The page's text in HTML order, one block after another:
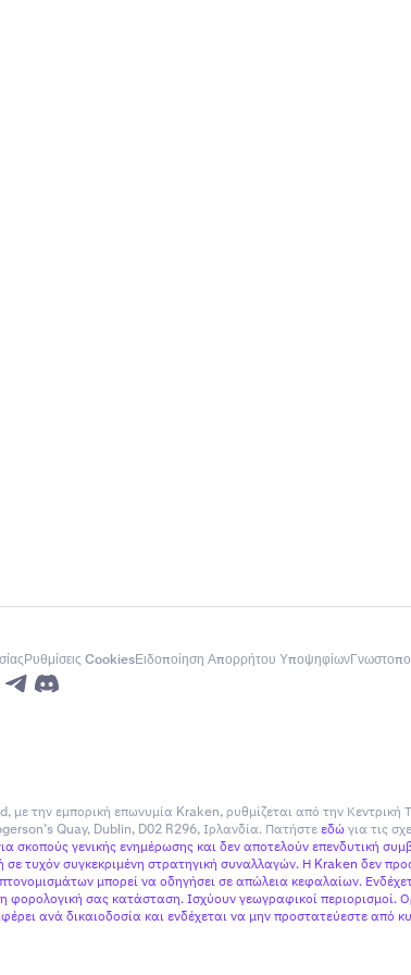
Ρυθμίσεις CookiesΕιδοποίηση Απορρήτου Υποψηφίων
την εμπορική επωνυμία Kraken, ρυθμίζεται από την
Quay, Dublin, D02 R296, Ιρλανδία. Πατήστεεδώγια τις
σκοπούς γενικής ενημέρωσης και δεν αποτελούν
τυχόν συγκεκριμένη στρατηγική συναλλαγών. Η Kraken δεν
μπορεί να οδηγήσει σε απώλεια κεφαλαίων.
φορολογική σας κατάσταση. Ισχύουν γεωγραφικοί
ανά δικαιοδοσία και ενδέχεται να μην προστατεύεστε